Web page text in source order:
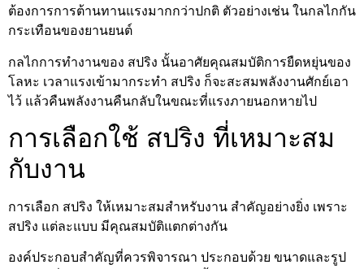
ต้องการการต้านทานแรงมากกว่าปกติ ตัวอย่างเช่น ในกลไกกัน
กระเทือนของยานยนต์
กลไกการทำงานของ สปริง นั้นอาศัยคุณสมบัติการยืดหยุ่นของ
โลหะ เวลาแรงเข้ามากระทำ สปริง ก็จะสะสมพลังงานศักย์เอา
ไว้ แล้วคืนพลังงานคืนกลับในขณะที่แรงภายนอกหายไป
การเลือกใช้ สปริง ที่เหมาะสม
กับงาน
การเลือก สปริง ให้เหมาะสมสำหรับงาน สำคัญอย่างยิ่ง เพราะ
สปริง แต่ละแบบ มีคุณสมบัติแตกต่างกัน
องค์ประกอบสำคัญที่ควรพิจารณา ประกอบด้วย ขนาดและรูป